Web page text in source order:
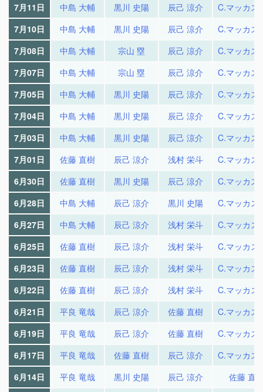
7月11日
中島 大輔 黒川 史陽 辰己 涼介
C.マッカス
7月10日
中島 大輔 黒川 史陽 辰己 涼介
C.マッカス
7月08日
中島 大輔 宗山 塁 辰己 涼介
C.マッカス
7月07日
中島 大輔 宗山 塁 辰己 涼介
C.マッカス
7月05日
中島 大輔 黒川 史陽 辰己 涼介
C.マッカス
7月04日
中島 大輔 黒川 史陽 辰己 涼介
C.マッカス
7月03日
中島 大輔 黒川 史陽 辰己 涼介
C.マッカス
7月01日
佐藤 直樹 辰己 涼介 浅村 栄斗
C.マッカス
6月30日
佐藤 直樹 黒川 史陽 辰己 涼介
C.マッカス
6月28日
中島 大輔 辰己 涼介 黒川 史陽
C.マッカス
6月27日
中島 大輔 辰己 涼介 浅村 栄斗
C.マッカス
6月25日
佐藤 直樹 辰己 涼介 浅村 栄斗
C.マッカス
6月23日
佐藤 直樹 辰己 涼介 浅村 栄斗
C.マッカス
6月22日
佐藤 直樹 辰己 涼介 浅村 栄斗
C.マッカス
6月21日
平良 竜哉 辰己 涼介 佐藤 直樹
C.マッカス
6月19日
平良 竜哉 辰己 涼介 佐藤 直樹
C.マッカス
6月17日
平良 竜哉 佐藤 直樹 辰己 涼介
C.マッカス
6月14日
平良 竜哉 黒川 史陽 辰己 涼介
佐藤 直